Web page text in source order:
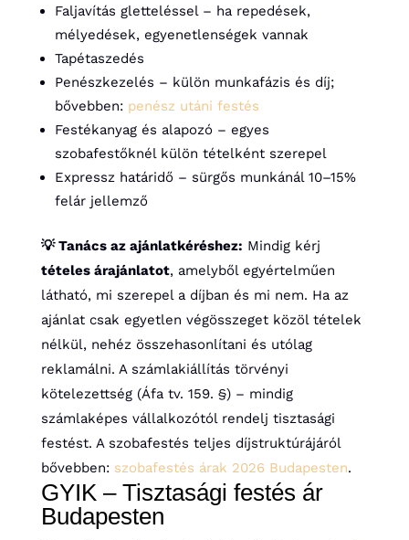
Faljavítás gletteléssel – ha repedések,
mélyedések, egyenetlenségek vannak
Tapétaszedés
Penészkezelés – külön munkafázis és díj;
bővebben: penész utáni festés
Festékanyag és alapozó – egyes
szobafestőknél külön tételként szerepel
Expressz határidő – sürgős munkánál 10–15%
felár jellemző
💡 Tanács az ajánlatkéréshez: Mindig kérj
tételes árajánlatot, amelyből egyértelműen
látható, mi szerepel a díjban és mi nem. Ha az
ajánlat csak egyetlen végösszeget közöl tételek
nélkül, nehéz összehasonlítani és utólag
reklamálni. A számlakiállítás törvényi
kötelezettség (Áfa tv. 159. §) – mindig
számlaképes vállalkozótól rendelj tisztasági
festést. A szobafestés teljes díjstruktúrájáról
bővebben: szobafestés árak 2026 Budapesten.
GYIK – Tisztasági festés ár
Budapesten